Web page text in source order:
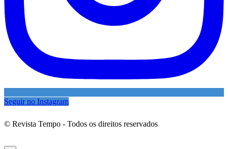
Seguir no Instagram
© Revista Tempo - Todos os direitos reservados